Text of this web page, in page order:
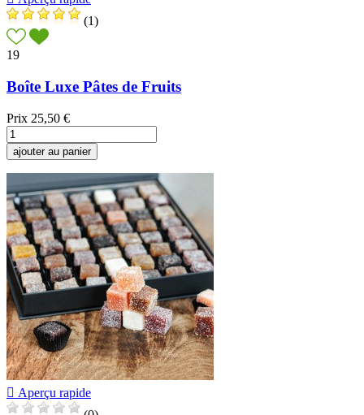
(1)
19
Boîte Luxe Pâtes de Fruits
Prix 25,50 €
ajouter au panier
 Aperçu rapide